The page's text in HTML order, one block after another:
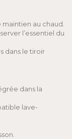
au chaud.
l’essentiel du
dans le tiroir
dans la
lave-